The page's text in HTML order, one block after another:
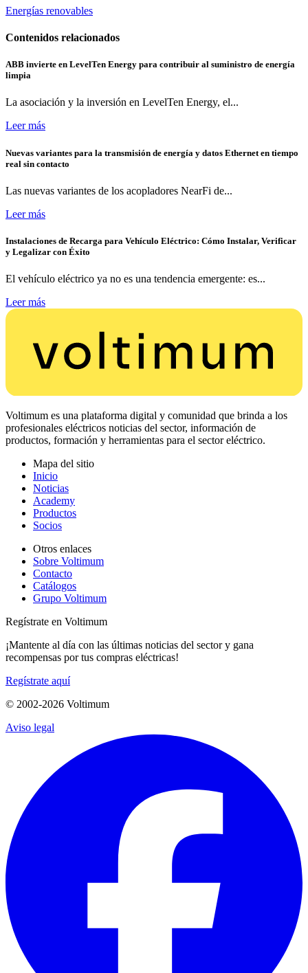
Energías renovables
Contenidos relacionados
ABB invierte en LevelTen Energy para contribuir al suministro de energía
limpia
La asociación y la inversión en LevelTen Energy, el...
Leer más
Nuevas variantes para la transmisión de energía y datos Ethernet en tiempo
real sin contacto
Las nuevas variantes de los acopladores NearFi de...
Leer más
Instalaciones de Recarga para Vehículo Eléctrico: Cómo Instalar, Verificar
y Legalizar con Éxito
El vehículo eléctrico ya no es una tendencia emergente: es...
Leer más
Voltimum es una plataforma digital y comunidad que brinda a los
profesionales eléctricos noticias del sector, información de
productos, formación y herramientas para el sector eléctrico.
Mapa del sitio
Inicio
Noticias
Academy
Productos
Socios
Otros enlaces
Sobre Voltimum
Contacto
Catálogos
Grupo Voltimum
Regístrate en Voltimum
¡Mantente al día con las últimas noticias del sector y gana
recompensas por tus compras eléctricas!
Regístrate aquí
© 2002-2026 Voltimum
Aviso legal